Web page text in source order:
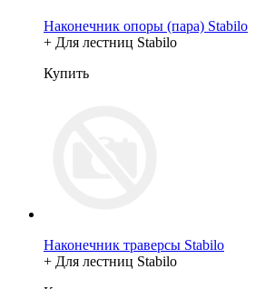
Наконечник опоры (пара) Stabilo
+ Для лестниц Stabilo
Купить
Наконечник траверсы Stabilo
+ Для лестниц Stabilo